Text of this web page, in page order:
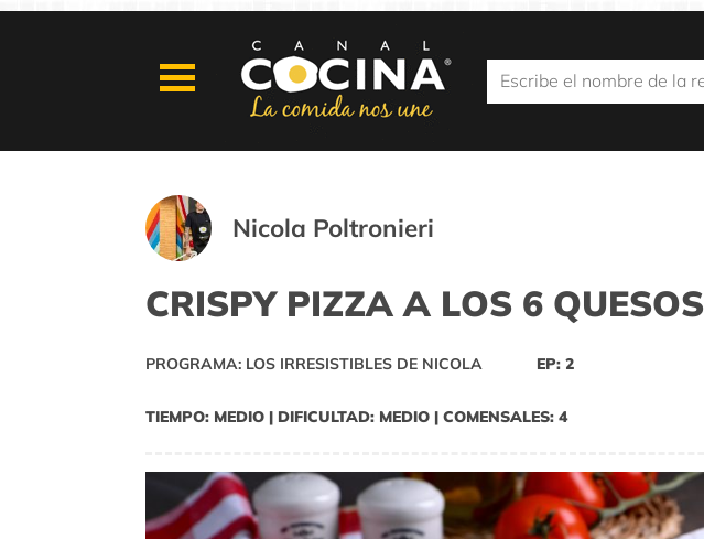
Nicola Poltronieri
CRISPY PIZZA A LOS 6 QUESOS
PROGRAMA: LOS IRRESISTIBLES DE NICOLA EP: 2
TIEMPO: MEDIO | DIFICULTAD: MEDIO | COMENSALES: 4